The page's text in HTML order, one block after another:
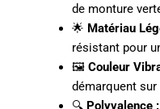
de monture
🌟 Matériau
résistant pour
🖼️ Couleur
démarquent
🔍 Polyvalence :